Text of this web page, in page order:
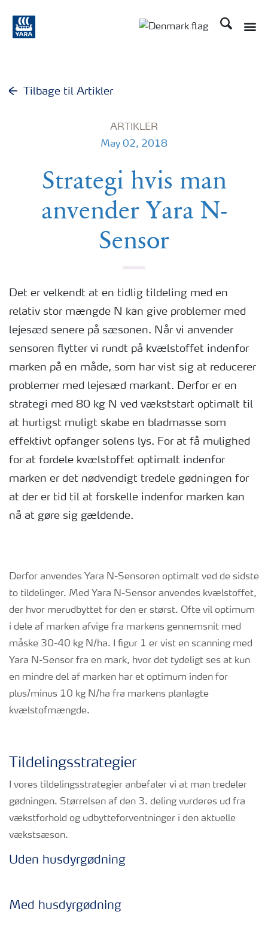
Søg
Tilbage til Artikler
ARTIKLER
May 02, 2018
Strategi hvis man
anvender Yara N-
Sensor
Det er velkendt at en tidlig tildeling med en
relativ stor mængde N kan give problemer med
lejesæd senere på sæsonen. Når vi anvender
sensoren flytter vi rundt på kvælstoffet indenfor
marken på en måde, som har vist sig at reducerer
problemer med lejesæd markant. Derfor er en
strategi med 80 kg N ved vækststart optimalt til
at hurtigst muligt skabe en bladmasse som
effektivt opfanger solens lys. For at få mulighed
for at fordele kvælstoffet optimalt indenfor
marken er det nødvendigt tredele gødningen for
at der er tid til at forskelle indenfor marken kan
nå at gøre sig gældende.
Derfor anvendes Yara N-Sensoren optimalt ved de sidste
to tildelinger. Med Yara N-Sensor anvendes kvælstoffet,
der hvor merudbyttet for den er størst. Ofte vil optimum
i dele af marken afvige fra markens gennemsnit med
måske 30-40 kg N/ha. I figur 1 er vist en scanning med
Yara N-Sensor fra en mark, hvor det tydeligt ses at kun
en mindre del af marken har et optimum inden for
plus/minus 10 kg N/ha fra markens planlagte
kvælstofmængde.
Tildelingsstrategier
I vores tildelingsstrategier anbefaler vi at man tredeler
gødningen. Størrelsen af den 3. deling vurderes ud fra
vækstforhold og udbytteforventninger i den aktuelle
vækstsæson.
Uden husdyrgødning
Med husdyrgødning